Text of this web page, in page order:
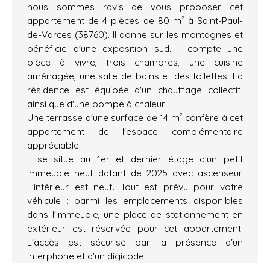
nous sommes ravis de vous proposer cet
appartement de 4 pièces de 80 m² à Saint-Paul-
de-Varces (38760). Il donne sur les montagnes et
bénéficie d'une exposition sud. Il compte une
pièce à vivre, trois chambres, une cuisine
aménagée, une salle de bains et des toilettes. La
résidence est équipée d'un chauffage collectif,
ainsi que d'une pompe à chaleur.
Une terrasse d'une surface de 14 m² confère à cet
appartement de l'espace complémentaire
appréciable.
Il se situe au 1er et dernier étage d'un petit
immeuble neuf datant de 2025 avec ascenseur.
L'intérieur est neuf. Tout est prévu pour votre
véhicule : parmi les emplacements disponibles
dans l'immeuble, une place de stationnement en
extérieur est réservée pour cet appartement.
L'accès est sécurisé par la présence d'un
interphone et d'un digicode.